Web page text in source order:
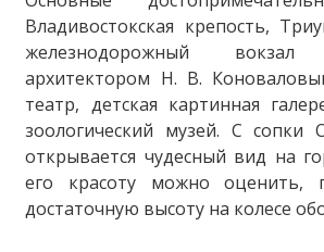
Владивостокская крепость,
железнодорожный вокзал
архитектором Н. В.
театр, детская картинная
зоологический музей. С сопки
открывается чудесный вид на
его красоту можно оценить,
достаточную высоту на колесе